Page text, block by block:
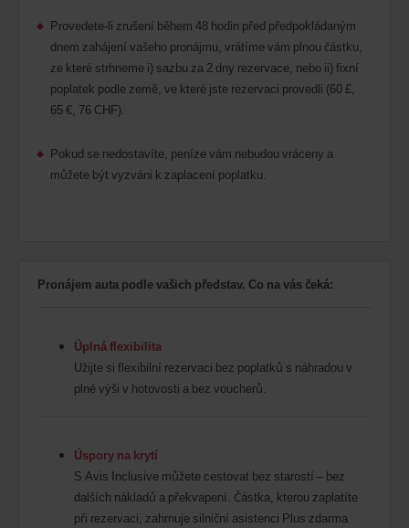
Provedete-li zrušení během 48 hodin před předpokládaným
dnem zahájení vašeho pronájmu, vrátíme vám plnou částku,
ze které strhneme i) sazbu za 2 dny rezervace, nebo ii) fixní
poplatek podle země, ve které jste rezervaci provedli (60 £,
65 €, 76 CHF).
Pokud se nedostavíte, peníze vám nebudou vráceny a
můžete být vyzváni k zaplacení poplatku.
Pronájem auta podle vašich představ. Co na vás čeká:
Úplná flexibilita
Užijte si flexibilní rezervaci bez poplatků s náhradou v
plné výši v hotovosti a bez voucherů.
Úspory na krytí
S Avis Inclusive můžete cestovat bez starostí – bez
dalších nákladů a překvapení. Částka, kterou zaplatíte
při rezervaci, zahrnuje silniční asistenci Plus zdarma